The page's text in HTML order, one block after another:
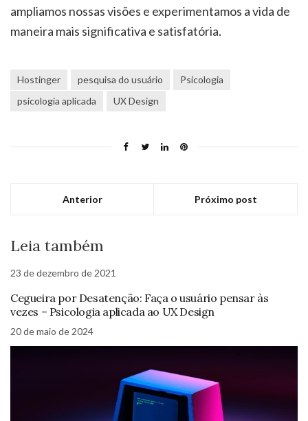
ampliamos nossas visões e experimentamos a vida de
maneira mais significativa e satisfatória.
Hostinger pesquisa do usuário
Psicologia
psicologia aplicada
UX Design
Anterior Próximo post
Leia também
23 de dezembro de 2021
Cegueira por Desatenção: Faça o usuário pensar às
vezes – Psicologia aplicada ao UX Design
20 de maio de 2024